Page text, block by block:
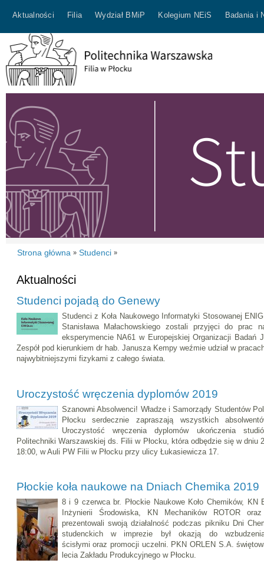
Aktualności Filia Wydział BMiP Kolegium NEiS Badania i
Strona główna » Studenci »
Aktualności
Studenci pojadą do Genewy
Studenci z Koła Naukowego Informatyki Stosowanej
Stanisława Małachowskiego zostali przyjęci do prac
eksperymencie NA61 w Europejskiej Organizacji Badań
Zespół pod kierunkiem dr hab. Janusza Kempy weźmie udział w
najwybitniejszymi fizykami z całego świata.
Uroczystość wręczenia dyplomów 2019
Szanowni Absolwenci! Władze i Samorządy Studentów
Płocku serdecznie zapraszają wszystkich
Uroczystość wręczenia dyplomów ukończenia
Politechniki Warszawskiej ds. Filii w Płocku, która odbędzie się w dniu
18:00, w Auli PW Filii w Płocku przy ulicy Łukasiewicza 17.
Płockie koła naukowe na Dniach Chemika 2019
8 i 9 czerwca br. Płockie Naukowe Koło Chemików, KN
Inżynierii Środowiska, KN Mechaników ROTOR
prezentowali swoją działalność podczas pikniku Dni
studenckich w imprezie był okazją do
ścisłymi oraz promocji uczelni. PKN ORLEN S.A.
lecia Zakładu Produkcyjnego w Płocku.